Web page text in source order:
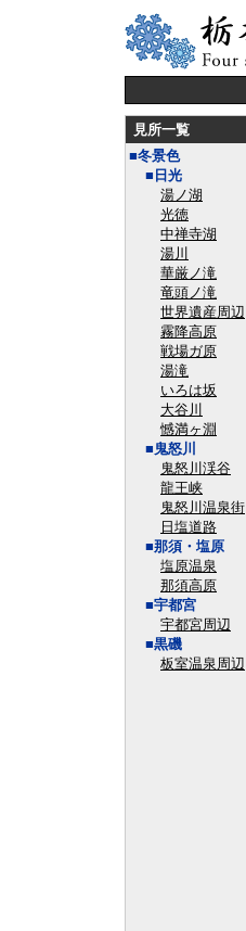
見所一覧
■冬景色
■日光
湯ノ湖
光徳
中禅寺湖
湯川
華厳ノ滝
竜頭ノ滝
世界遺産周辺
霧降高原
戦場ガ原
湯滝
いろは坂
大谷川
憾満ヶ淵
■鬼怒川
鬼怒川渓谷
龍王峡
鬼怒川温泉街
日塩道路
■那須・塩原
塩原温泉
那須高原
■宇都宮
宇都宮周辺
■黒磯
板室温泉周辺